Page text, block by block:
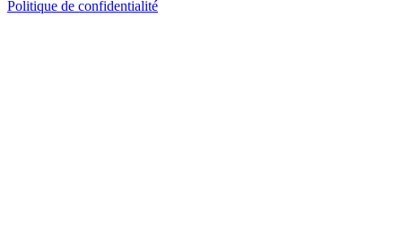
Politique de confidentialité